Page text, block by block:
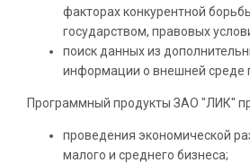
факторах конкурентной
государством, правовых
поиск данных из
информации о внешней среде
Программный продукты ЗАО "ЛИК"
проведения экономической
малого и среднего бизнеса;